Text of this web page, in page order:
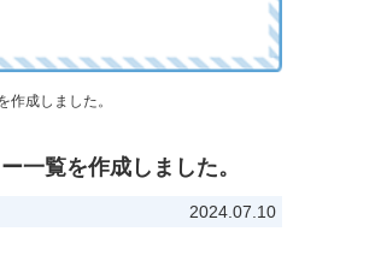
作成しました。
一覧を作成しました。
2024.07.10